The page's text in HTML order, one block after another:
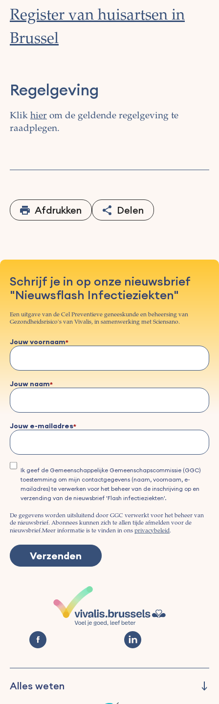
Register van huisartsen in
Brussel
Regelgeving
Klik hier om de geldende regelgeving te
raadplegen.
Afdrukken Delen
Schrijf je in op onze nieuwsbrief
"Nieuwsflash Infectieziekten"
Een uitgave van de Cel Preventieve geneeskunde en beheersing van
Gezondheidsrisico's van Vivalis, in samenwerking met Sciensano.
Jouw voornaam
Jouw naam
Jouw e-mailadres
Ik geef de Gemeenschappelijke Gemeenschapscommissie (GGC)
toestemming om mijn contactgegevens (naam, voornaam, e-
mailadres) te verwerken voor het beheer van de inschrijving op en
verzending van de nieuwsbrief 'Flash infectieziekten'.
De gegevens worden uitsluitend door GGC verwerkt voor het beheer van
de nieuwsbrief. Abonnees kunnen zich te allen tijde afmelden voor de
nieuwsbrief.Meer informatie is te vinden in ons privacybeleid.
Alles weten